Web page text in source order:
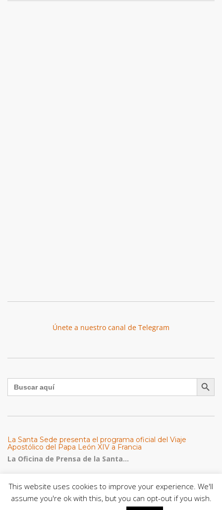
Únete a nuestro canal de Telegram
Buscar: Botón de
La Santa Sede presenta el programa oficial del Viaje
Apostólico del Papa León XIV a Francia
La Oficina de Prensa de la Santa...
Diócesis de San Cristóbal celebró 416 años del Santo Cristo
de La Grita con un llamado a la solidaridad y la dignidad
humana
This website uses cookies to improve your experience. We'll
assume you're ok with this, but you can opt-out if you wish.